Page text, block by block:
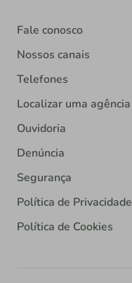
Fale conosco
Nossos canais
Telefones
Localizar uma agência
Ouvidoria
Denúncia
Segurança
Política de Privacidade
Política de Cookies